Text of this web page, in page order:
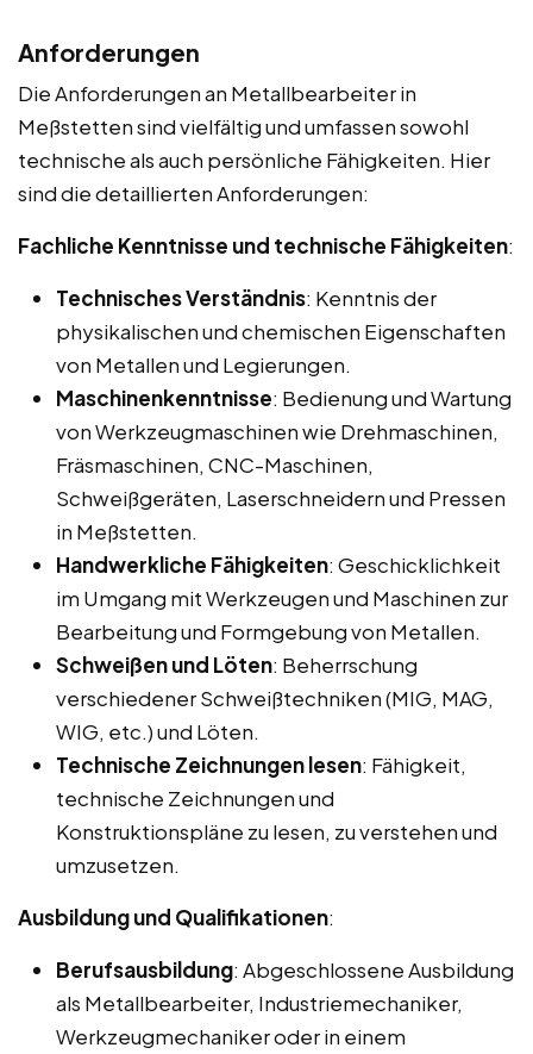
Anforderungen
Die Anforderungen an Metallbearbeiter in
Meßstetten sind vielfältig und umfassen sowohl
technische als auch persönliche Fähigkeiten. Hier
sind die detaillierten Anforderungen:
Fachliche Kenntnisse und technische Fähigkeiten:
Technisches Verständnis: Kenntnis der
physikalischen und chemischen Eigenschaften
von Metallen und Legierungen.
Maschinenkenntnisse: Bedienung und Wartung
von Werkzeugmaschinen wie Drehmaschinen,
Fräsmaschinen, CNC-Maschinen,
Schweißgeräten, Laserschneidern und Pressen
in Meßstetten.
Handwerkliche Fähigkeiten: Geschicklichkeit
im Umgang mit Werkzeugen und Maschinen zur
Bearbeitung und Formgebung von Metallen.
Schweißen und Löten: Beherrschung
verschiedener Schweißtechniken (MIG, MAG,
WIG, etc.) und Löten.
Technische Zeichnungen lesen: Fähigkeit,
technische Zeichnungen und
Konstruktionspläne zu lesen, zu verstehen und
umzusetzen.
Ausbildung und Qualifikationen:
Berufsausbildung: Abgeschlossene Ausbildung
als Metallbearbeiter, Industriemechaniker,
Werkzeugmechaniker oder in einem